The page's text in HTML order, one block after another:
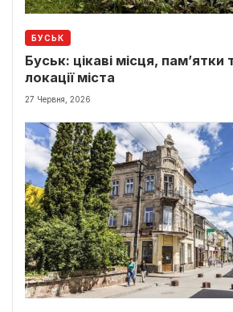
БУСЬК
Буськ: цікаві місця, пам’ятки
локації міста
27 Червня, 2026